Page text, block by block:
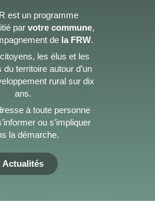
est un programme
parvotre commune,
de la FRW.
citoyens, les élus et les
territoire autour d’un
rural sur dix
ans.
à toute personne
ou s’impliquer
la démarche.
Actualités